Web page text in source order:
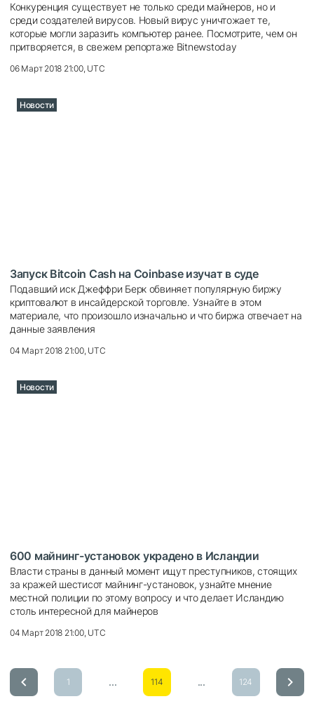
Конкуренция существует не только среди майнеров, но и
среди создателей вирусов. Новый вирус уничтожает те,
которые могли заразить компьютер ранее. Посмотрите, чем он
притворяется, в свежем репортаже Bitnewstoday
06 Март 2018 21:00, UTC
Новости
Запуск Bitcoin Cash на Coinbase изучат в суде
Подавший иск Джеффри Берк обвиняет популярную биржу
криптовалют в инсайдерской торговле. Узнайте в этом
материале, что произошло изначально и что биржа отвечает на
данные заявления
04 Март 2018 21:00, UTC
Новости
600 майнинг-установок украдено в Исландии
Власти страны в данный момент ищут преступников, стоящих
за кражей шестисот майнинг-установок, узнайте мнение
местной полиции по этому вопросу и что делает Исландию
столь интересной для майнеров
04 Март 2018 21:00, UTC
1 ... 114 ... 124